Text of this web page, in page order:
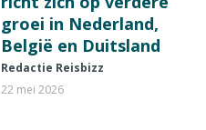
groei in Nederland,
België en Duitsland
Redactie Reisbizz
22 mei 2026